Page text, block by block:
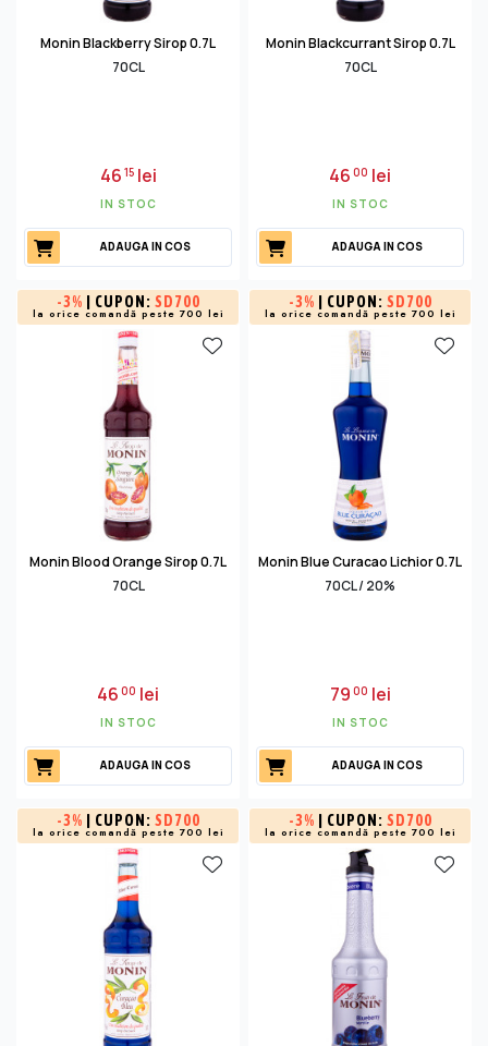
Monin Blackberry Sirop 0.7L
70CL
4615lei
IN STOC
ADAUGA IN COS
Monin Blackcurrant Sirop 0.7L
70CL
4600 lei
IN STOC
ADAUGA IN COS
-3% | CUPON: SD700
la orice comandă peste 700 lei
Monin Blood Orange Sirop 0.7L
70CL
4600 lei
IN STOC
ADAUGA IN COS
-3% | CUPON: SD700
la orice comandă peste 700 lei
Monin Blue Curacao Lichior 0.7L
70CL / 20%
7900 lei
IN STOC
ADAUGA IN COS
-3% | CUPON: SD700
la orice comandă peste 700 lei
-3% | CUPON: SD700
la orice comandă peste 700 lei